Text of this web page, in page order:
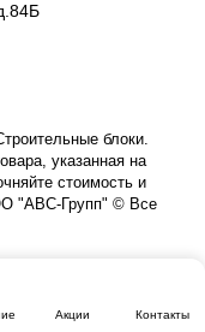
Акции Контакты
блоки.
указанная на
стоимость и
"АВС-Групп" © Все